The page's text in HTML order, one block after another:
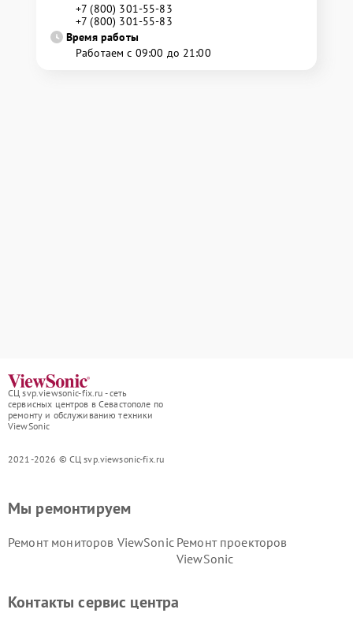
+7 (800) 301-55-83
+7 (800) 301-55-83
Время работы
Работаем с 09:00 до 21:00
СЦ svp.viewsonic-fix.ru - сеть
сервисных центров в Севастополе по
ремонту и обслуживанию техники
ViewSonic
2021-2026 © СЦ svp.viewsonic-fix.ru
Мы ремонтируем
Ремонт мониторов ViewSonic Ремонт проекторов
ViewSonic
Контакты сервис центра